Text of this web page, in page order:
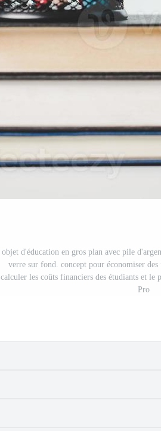
objet d'éducation en gros plan avec pile
verre sur fond. concept pour économiser des
calculer les coûts financiers des étudiants et le
Pro